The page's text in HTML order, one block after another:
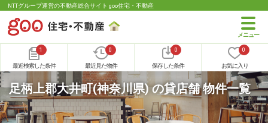
NTTグループ運営の不動産総合サイト goo住宅・不動産
1
最近検索した条件
0
最近見た物件
0
保存した条件
0
お気に入り
足柄上郡大井町(神奈川県) の貸店舗 物件一覧